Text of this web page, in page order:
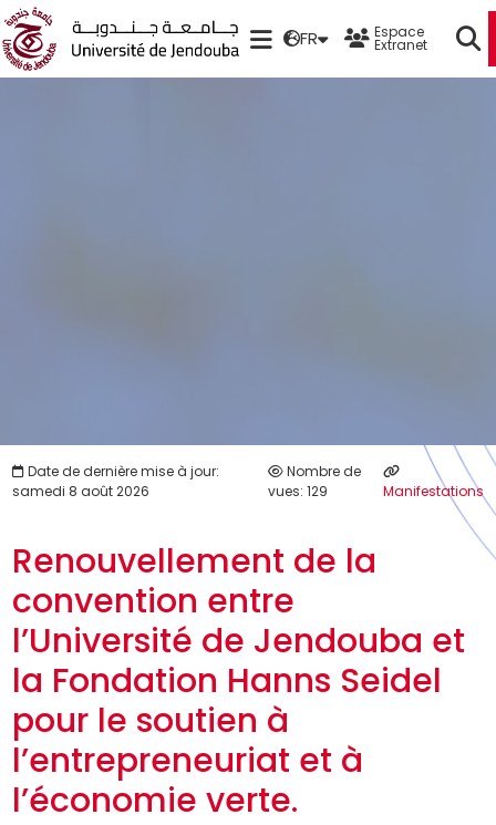
FR Espace
Extranet
Date de dernière mise à jour:
samedi 8 août 2026
Nombre de
vues: 129
Manifestations
Renouvellement de la
convention entre
l’Université de Jendouba et
la Fondation Hanns Seidel
pour le soutien à
l’entrepreneuriat et à
l’économie verte.